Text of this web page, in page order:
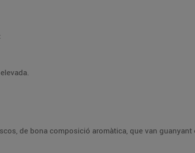
de bona composició aromàtica, que van